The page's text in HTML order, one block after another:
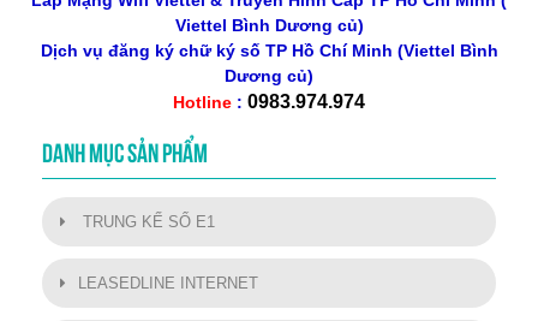
Viettel Bình Dương củ)
Dịch vụ đăng ký chữ ký số TP Hồ Chí Minh (Viettel Bình
Dương củ)
Hotline : 0983.974.974
DANH MỤC SẢN PHẨM
TRUNG KẾ SỐ E1
LEASEDLINE INTERNET